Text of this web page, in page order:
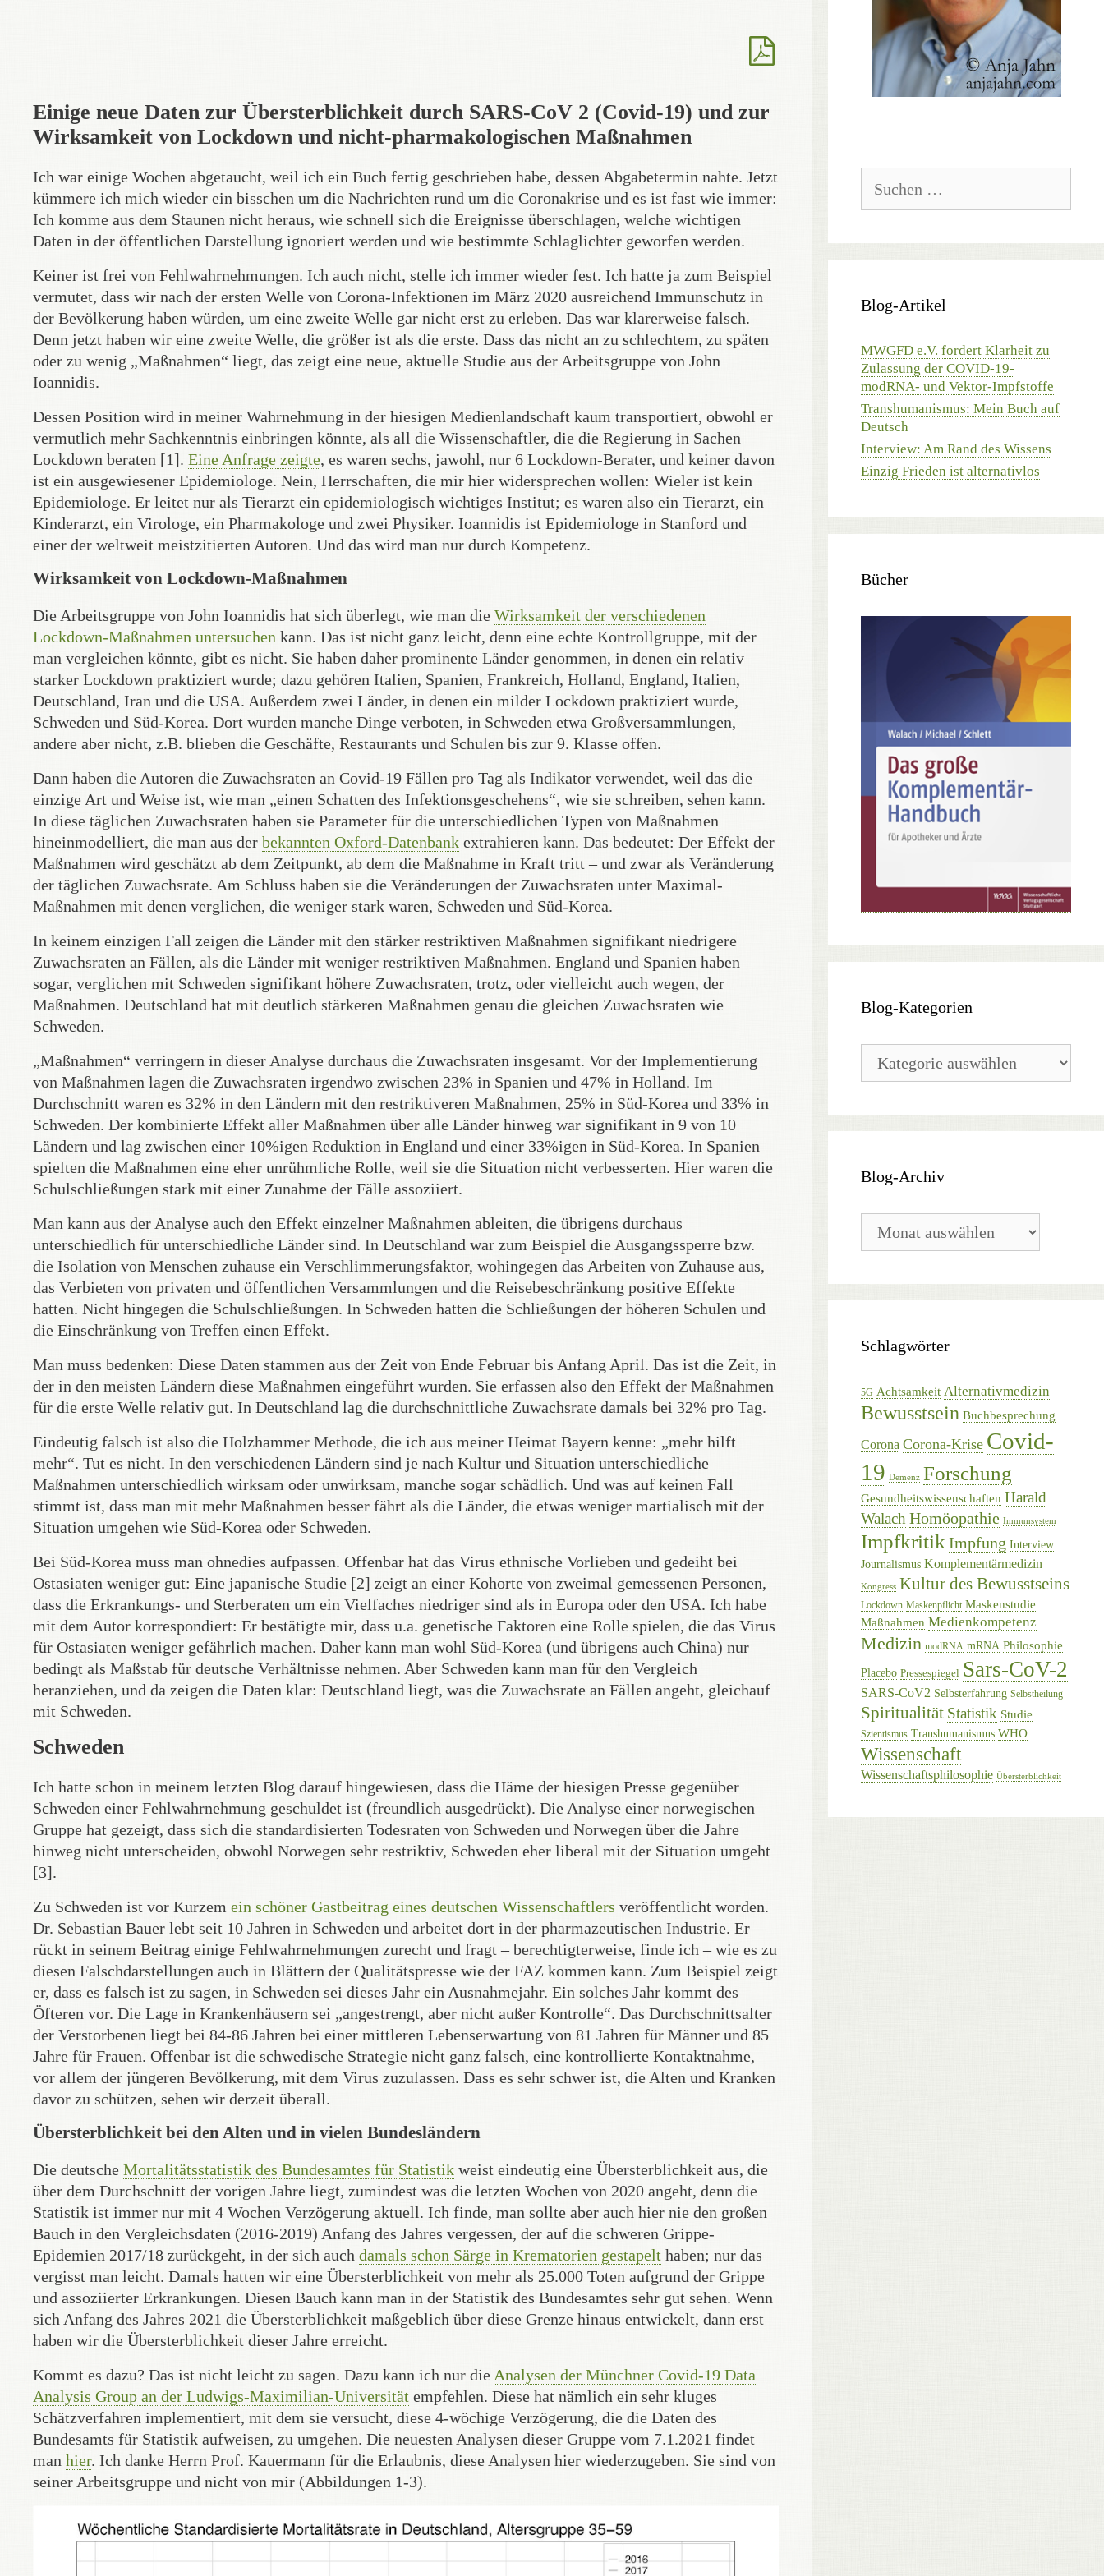
Einige neue Daten zur Übersterblichkeit durch SARS-CoV 2 (Covid-19) und zur
Wirksamkeit von Lockdown und nicht-pharmakologischen Maßnahmen
Ich war einige Wochen abgetaucht, weil ich ein Buch fertig geschrieben habe, dessen Abgabetermin nahte. Jetzt
kümmere ich mich wieder ein bisschen um die Nachrichten rund um die Coronakrise und es ist fast wie immer:
Ich komme aus dem Staunen nicht heraus, wie schnell sich die Ereignisse überschlagen, welche wichtigen
Daten in der öffentlichen Darstellung ignoriert werden und wie bestimmte Schlaglichter geworfen werden.
Keiner ist frei von Fehlwahrnehmungen. Ich auch nicht, stelle ich immer wieder fest. Ich hatte ja zum Beispiel
vermutet, dass wir nach der ersten Welle von Corona-Infektionen im März 2020 ausreichend Immunschutz in
der Bevölkerung haben würden, um eine zweite Welle gar nicht erst zu erleben. Das war klarerweise falsch.
Denn jetzt haben wir eine zweite Welle, die größer ist als die erste. Dass das nicht an zu schlechtem, zu späten
oder zu wenig „Maßnahmen“ liegt, das zeigt eine neue, aktuelle Studie aus der Arbeitsgruppe von John
Ioannidis.
Dessen Position wird in meiner Wahrnehmung in der hiesigen Medienlandschaft kaum transportiert, obwohl er
vermutlich mehr Sachkenntnis einbringen könnte, als all die Wissenschaftler, die die Regierung in Sachen
Lockdown beraten [1]. Eine Anfrage zeigte, es waren sechs, jawohl, nur 6 Lockdown-Berater, und keiner davon
ist ein ausgewiesener Epidemiologe. Nein, Herrschaften, die mir hier widersprechen wollen: Wieler ist kein
Epidemiologe. Er leitet nur als Tierarzt ein epidemiologisch wichtiges Institut; es waren also ein Tierarzt, ein
Kinderarzt, ein Virologe, ein Pharmakologe und zwei Physiker. Ioannidis ist Epidemiologe in Stanford und
einer der weltweit meistzitierten Autoren. Und das wird man nur durch Kompetenz.
Wirksamkeit von Lockdown-Maßnahmen
Die Arbeitsgruppe von John Ioannidis hat sich überlegt, wie man die Wirksamkeit der verschiedenen
Lockdown-Maßnahmen untersuchen kann. Das ist nicht ganz leicht, denn eine echte Kontrollgruppe, mit der
man vergleichen könnte, gibt es nicht. Sie haben daher prominente Länder genommen, in denen ein relativ
starker Lockdown praktiziert wurde; dazu gehören Italien, Spanien, Frankreich, Holland, England, Italien,
Deutschland, Iran und die USA. Außerdem zwei Länder, in denen ein milder Lockdown praktiziert wurde,
Schweden und Süd-Korea. Dort wurden manche Dinge verboten, in Schweden etwa Großversammlungen,
andere aber nicht, z.B. blieben die Geschäfte, Restaurants und Schulen bis zur 9. Klasse offen.
Dann haben die Autoren die Zuwachsraten an Covid-19 Fällen pro Tag als Indikator verwendet, weil das die
einzige Art und Weise ist, wie man „einen Schatten des Infektionsgeschehens“, wie sie schreiben, sehen kann.
In diese täglichen Zuwachsraten haben sie Parameter für die unterschiedlichen Typen von Maßnahmen
hineinmodelliert, die man aus der bekannten Oxford-Datenbank extrahieren kann. Das bedeutet: Der Effekt der
Maßnahmen wird geschätzt ab dem Zeitpunkt, ab dem die Maßnahme in Kraft tritt – und zwar als Veränderung
der täglichen Zuwachsrate. Am Schluss haben sie die Veränderungen der Zuwachsraten unter Maximal-
Maßnahmen mit denen verglichen, die weniger stark waren, Schweden und Süd-Korea.
In keinem einzigen Fall zeigen die Länder mit den stärker restriktiven Maßnahmen signifikant niedrigere
Zuwachsraten an Fällen, als die Länder mit weniger restriktiven Maßnahmen. England und Spanien haben
sogar, verglichen mit Schweden signifikant höhere Zuwachsraten, trotz, oder vielleicht auch wegen, der
Maßnahmen. Deutschland hat mit deutlich stärkeren Maßnahmen genau die gleichen Zuwachsraten wie
Schweden.
„Maßnahmen“ verringern in dieser Analyse durchaus die Zuwachsraten insgesamt. Vor der Implementierung
von Maßnahmen lagen die Zuwachsraten irgendwo zwischen 23% in Spanien und 47% in Holland. Im
Durchschnitt waren es 32% in den Ländern mit den restriktiveren Maßnahmen, 25% in Süd-Korea und 33% in
Schweden. Der kombinierte Effekt aller Maßnahmen über alle Länder hinweg war signifikant in 9 von 10
Ländern und lag zwischen einer 10%igen Reduktion in England und einer 33%igen in Süd-Korea. In Spanien
spielten die Maßnahmen eine eher unrühmliche Rolle, weil sie die Situation nicht verbesserten. Hier waren die
Schulschließungen stark mit einer Zunahme der Fälle assoziiert.
Man kann aus der Analyse auch den Effekt einzelner Maßnahmen ableiten, die übrigens durchaus
unterschiedlich für unterschiedliche Länder sind. In Deutschland war zum Beispiel die Ausgangssperre bzw.
die Isolation von Menschen zuhause ein Verschlimmerungsfaktor, wohingegen das Arbeiten von Zuhause aus,
das Verbieten von privaten und öffentlichen Versammlungen und die Reisebeschränkung positive Effekte
hatten. Nicht hingegen die Schulschließungen. In Schweden hatten die Schließungen der höheren Schulen und
die Einschränkung von Treffen einen Effekt.
Man muss bedenken: Diese Daten stammen aus der Zeit von Ende Februar bis Anfang April. Das ist die Zeit, in
der in den meisten Ländern diese Maßnahmen eingeführt wurden. Sie erfassen also den Effekt der Maßnahmen
für die erste Welle relativ gut. In Deutschland lag die durchschnittliche Zuwachsrate damals bei 32% pro Tag.
Eindeutig falsch ist also die Holzhammer Methode, die ich aus meiner Heimat Bayern kenne: „mehr hilft
mehr“. Tut es nicht. In den verschiedenen Ländern sind je nach Kultur und Situation unterschiedliche
Maßnahmen unterschiedlich wirksam oder unwirksam, manche sogar schädlich. Und was auf keinen Fall
stimmt ist, dass man mit mehr Maßnahmen besser fährt als die Länder, die etwas weniger martialisch mit der
Situation umgehen wie Süd-Korea oder Schweden.
Bei Süd-Korea muss man ohnedies aufpassen. Offenbar hat das Virus ethnische Vorlieben und gedeiht bei
Ostasiaten weniger gut: Eine japanische Studie [2] zeigt an einer Kohorte von zweimal gemessenen Personen,
dass die Erkrankungs- und Sterberaten um ein Vielfaches niedriger sind als in Europa oder den USA. Ich habe
mit dem Autor korrespondiert: Er bestätigte mir, dass u.a. genetische Faktoren eine Rolle spielen, die das Virus
für Ostasiaten weniger gefährlich machen. Daher kann man wohl Süd-Korea (und übrigens auch China) nur
bedingt als Maßstab für deutsche Verhältnisse nehmen. Aber Schweden kann man für den Vergleich
heranziehen, und da zeigen die Daten klar: Deutschland liegt, was die Zuwachsrate an Fällen angeht, gleichauf
mit Schweden.
Schweden
Ich hatte schon in meinem letzten Blog darauf hingewiesen, dass die Häme der hiesigen Presse gegenüber
Schweden einer Fehlwahrnehmung geschuldet ist (freundlich ausgedrückt). Die Analyse einer norwegischen
Gruppe hat gezeigt, dass sich die standardisierten Todesraten von Schweden und Norwegen über die Jahre
hinweg nicht unterscheiden, obwohl Norwegen sehr restriktiv, Schweden eher liberal mit der Situation umgeht
[3].
Zu Schweden ist vor Kurzem ein schöner Gastbeitrag eines deutschen Wissenschaftlers veröffentlicht worden.
Dr. Sebastian Bauer lebt seit 10 Jahren in Schweden und arbeitet dort in der pharmazeutischen Industrie. Er
rückt in seinem Beitrag einige Fehlwahrnehmungen zurecht und fragt – berechtigterweise, finde ich – wie es zu
diesen Falschdarstellungen auch in Blättern der Qualitätspresse wie der FAZ kommen kann. Zum Beispiel zeigt
er, dass es falsch ist zu sagen, in Schweden sei dieses Jahr ein Ausnahmejahr. Ein solches Jahr kommt des
Öfteren vor. Die Lage in Krankenhäusern sei „angestrengt, aber nicht außer Kontrolle“. Das Durchschnittsalter
der Verstorbenen liegt bei 84-86 Jahren bei einer mittleren Lebenserwartung von 81 Jahren für Männer und 85
Jahre für Frauen. Offenbar ist die schwedische Strategie nicht ganz falsch, eine kontrollierte Kontaktnahme,
vor allem der jüngeren Bevölkerung, mit dem Virus zuzulassen. Dass es sehr schwer ist, die Alten und Kranken
davor zu schützen, sehen wir derzeit überall.
Übersterblichkeit bei den Alten und in vielen Bundesländern
Die deutsche Mortalitätsstatistik des Bundesamtes für Statistik weist eindeutig eine Übersterblichkeit aus, die
über dem Durchschnitt der vorigen Jahre liegt, zumindest was die letzten Wochen von 2020 angeht, denn die
Statistik ist immer nur mit 4 Wochen Verzögerung aktuell. Ich finde, man sollte aber auch hier nie den großen
Bauch in den Vergleichsdaten (2016-2019) Anfang des Jahres vergessen, der auf die schweren Grippe-
Epidemien 2017/18 zurückgeht, in der sich auch damals schon Särge in Krematorien gestapelt haben; nur das
vergisst man leicht. Damals hatten wir eine Übersterblichkeit von mehr als 25.000 Toten aufgrund der Grippe
und assoziierter Erkrankungen. Diesen Bauch kann man in der Statistik des Bundesamtes sehr gut sehen. Wenn
sich Anfang des Jahres 2021 die Übersterblichkeit maßgeblich über diese Grenze hinaus entwickelt, dann erst
haben wir die Übersterblichkeit dieser Jahre erreicht.
Kommt es dazu? Das ist nicht leicht zu sagen. Dazu kann ich nur die Analysen der Münchner Covid-19 Data
Analysis Group an der Ludwigs-Maximilian-Universität empfehlen. Diese hat nämlich ein sehr kluges
Schätzverfahren implementiert, mit dem sie versucht, diese 4-wöchige Verzögerung, die die Daten des
Bundesamts für Statistik aufweisen, zu umgehen. Die neuesten Analysen dieser Gruppe vom 7.1.2021 findet
man hier. Ich danke Herrn Prof. Kauermann für die Erlaubnis, diese Analysen hier wiederzugeben. Sie sind von
seiner Arbeitsgruppe und nicht von mir (Abbildungen 1-3).
nach:
Blog-Artikel
MWGFD e.V. fordert Klarheit zu
Zulassung der COVID-19-
modRNA- und Vektor-Impfstoffe
Transhumanismus: Mein Buch auf
Deutsch
Interview: Am Rand des Wissens
Einzig Frieden ist alternativlos
Bücher
Blog-Kategorien
Kategorien
Blog-Archiv
Archiv
Schlagwörter
5G Achtsamkeit Alternativmedizin
Bewusstsein Buchbesprechung
Corona Corona-Krise Covid-
19 Demenz Forschung
Gesundheitswissenschaften Harald
Walach Homöopathie Immunsystem
Impfkritik Impfung Interview
Journalismus Komplementärmedizin
Kongress Kultur des Bewusstseins
Lockdown Maskenpflicht Maskenstudie
Maßnahmen Medienkompetenz
Medizin modRNA mRNA Philosophie
Placebo Pressespiegel Sars-CoV-2
SARS-CoV2 Selbsterfahrung Selbstheilung
Spiritualität Statistik Studie
Szientismus Transhumanismus WHO
Wissenschaft
Wissenschaftsphilosophie Übersterblichkeit